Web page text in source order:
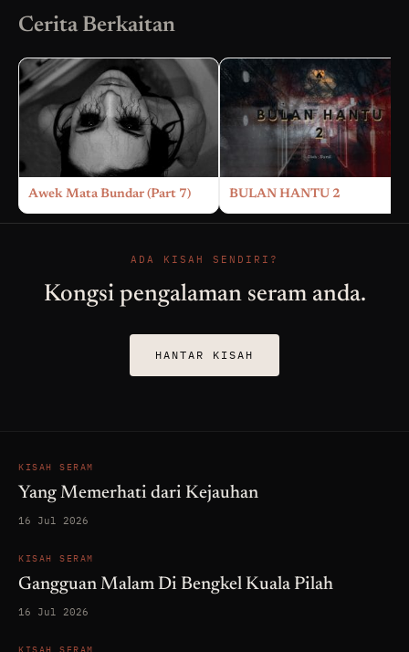
Cerita Berkaitan
Awek Mata Bundar (Part 7) BULAN HANTU 2
ADA KISAH SENDIRI?
Kongsi pengalaman seram anda.
HANTAR KISAH
KISAH SERAM
Yang Memerhati dari Kejauhan
16 Jul 2026
KISAH SERAM
Gangguan Malam Di Bengkel Kuala Pilah
16 Jul 2026
KISAH SERAM